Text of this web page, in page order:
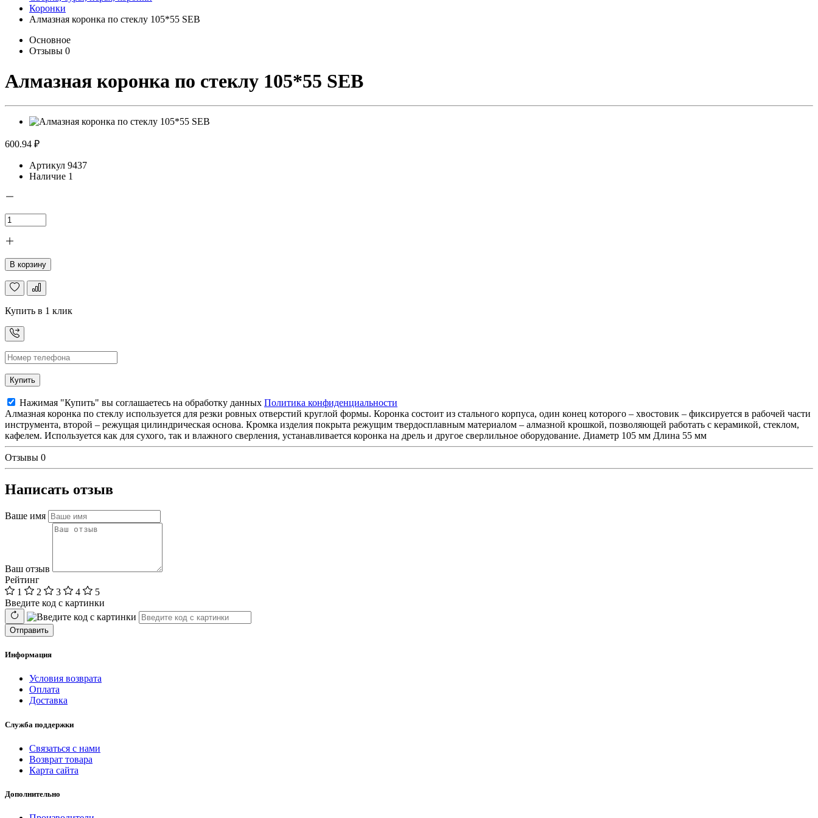
Коронки
Алмазная коронка по стеклу 105*55 SEB
Основное
Отзывы 0
Алмазная коронка по стеклу 105*55 SEB
600.94 ₽
Артикул 9437
Наличие 1
В корзину
Купить в 1 клик
Купить
Нажимая "Купить" вы соглашаетесь на обработку данных Политика конфиденциальности
Алмазная коронка по стеклу используется для резки ровных отверстий круглой формы. Коронка состоит из стального корпуса, один конец которого – хвостовик – фиксируется в рабочей части
инструмента, второй – режущая цилиндрическая основа. Кромка изделия покрыта режущим твердосплавным материалом – алмазной крошкой, позволяющей работать с керамикой, стеклом,
кафелем. Используется как для сухого, так и влажного сверления, устанавливается коронка на дрель и другое сверлильное оборудование. Диаметр 105 мм Длина 55 мм
Отзывы 0
Написать отзыв
Ваше имя
Ваш отзыв
Рейтинг
1
2 3 4
5
Введите код с картинки
Отправить
Информация
Условия возврата
Оплата
Доставка
Служба поддержки
Связаться с нами
Возврат товара
Карта сайта
Дополнительно